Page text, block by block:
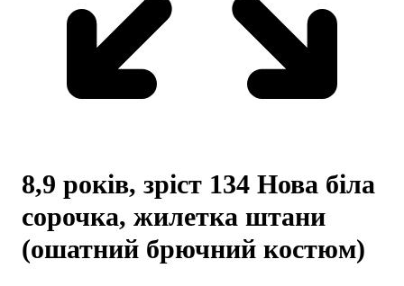
8,9 років, зріст 134 Нова біла
сорочка, жилетка штани
(ошатний брючний костюм)